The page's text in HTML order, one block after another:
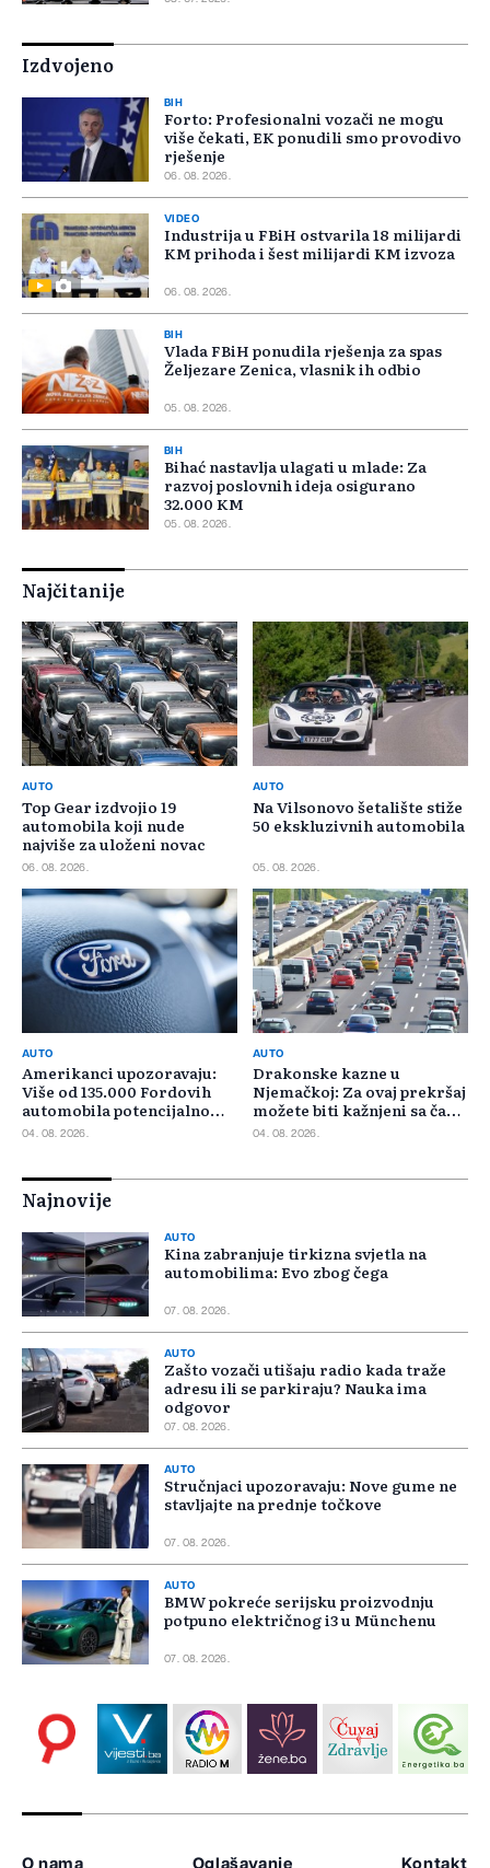
Izdvojeno
BIH
Forto: Profesionalni vozači ne mogu
više čekati, EK ponudili smo provodivo
rješenje
06. 08. 2026.
VIDEO
Industrija u FBiH ostvarila 18 milijardi
KM prihoda i šest milijardi KM izvoza
06. 08. 2026.
BIH
Vlada FBiH ponudila rješenja za spas
Željezare Zenica, vlasnik ih odbio
05. 08. 2026.
BIH
Bihać nastavlja ulagati u mlade: Za
razvoj poslovnih ideja osigurano
32.000 KM
05. 08. 2026.
Najčitanije
AUTO
Top Gear izdvojio 19
automobila koji nude
najviše za uloženi novac
06. 08. 2026.
AUTO
Na Vilsonovo šetalište stiže
50 ekskluzivnih automobila
05. 08. 2026.
AUTO
Amerikanci upozoravaju:
Više od 135.000 Fordovih
automobila potencijalno
rizično
04. 08. 2026.
AUTO
Drakonske kazne u
Njemačkoj: Za ovaj prekršaj
možete biti kažnjeni sa čak
30.000 eura
04. 08. 2026.
Najnovije
AUTO
Kina zabranjuje tirkizna svjetla na
automobilima: Evo zbog čega
07. 08. 2026.
AUTO
Zašto vozači utišaju radio kada traže
adresu ili se parkiraju? Nauka ima
odgovor
07. 08. 2026.
AUTO
Stručnjaci upozoravaju: Nove gume ne
stavljajte na prednje točkove
07. 08. 2026.
AUTO
BMW pokreće serijsku proizvodnju
potpuno električnog i3 u Münchenu
07. 08. 2026.
O nama Oglašavanje Kontakt